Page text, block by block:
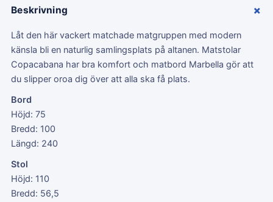
Beskrivning +
Låt den här vackert matchade matgruppen med modern
känsla bli en naturlig samlingsplats på altanen. Matstolar
Copacabana har bra komfort och matbord Marbella gör att
du slipper oroa dig över att alla ska få plats.
Bord
Höjd: 75
Bredd: 100
Längd: 240
Stol
Höjd: 110
Bredd: 56,5